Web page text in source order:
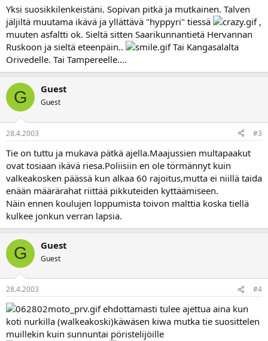
Yksi suosikkilenkeistäni. Sopivan pitkä ja mutkainen. Talven
jäljiltä muutama ikävä ja yllättävä "hyppyri" tiessä
,
muuten asfaltti ok. Sieltä sitten Saarikunnantietä Hervannan
Ruskoon ja sieltä eteenpäin..
Tai Kangasalalta
Orivedelle. Tai Tampereelle....
G Guest
Guest
28.4.2003 #3
Tie on tuttu ja mukava pätkä ajella.Maajussien multapaakut
ovat tosiaan ikävä riesa.Poliisiin en ole törmännyt kuin
valkeakosken päässä kun alkaa 60 rajoitus,mutta ei niillä taida
enään määrärahat riittää pikkuteiden kyttäämiseen.
Näin ennen koulujen loppumista toivon malttia koska tiellä
kulkee jonkun verran lapsia.
G Guest
Guest
28.4.2003 #4
ehdottamasti tulee ajettua aina kun
koti nurkilla (walkeakoski)käwäsen kiwa mutka tie suosittelen
muillekin kuin sunnuntai pöristelijöille